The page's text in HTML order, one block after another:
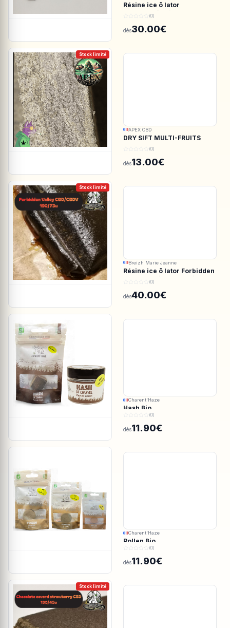
Résine ice ô lator
ACDC.CBD/White CBG
(0)
dès30.00€
Stock limité
APEX CBD
DRY SIFT MULTI-FRUITS
150u CBD - APEX CBD
(0)
dès13.00€
Stock limité
Breizh Marie Jeanne
Résine ice ô lator Forbidden
valley CBD/CBDV 190/73u
(0)
dès40.00€
Charent'Haze
Hash Bio
(0)
dès11.90€
Charent'Haze
Pollen Bio
(0)
dès11.90€
Stock limité